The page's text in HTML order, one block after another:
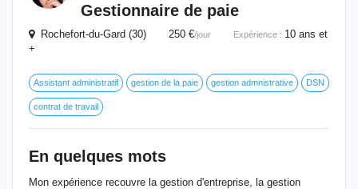
Gestionnaire de paie
Rochefort-du-Gard (30) 250 €/jour Expérience : 10 ans et
+
Assistant administratif gestion de la paie gestion admnistrative DSN
contrat de travail
En quelques mots
Mon expérience recouvre la gestion d'entreprise, la gestion